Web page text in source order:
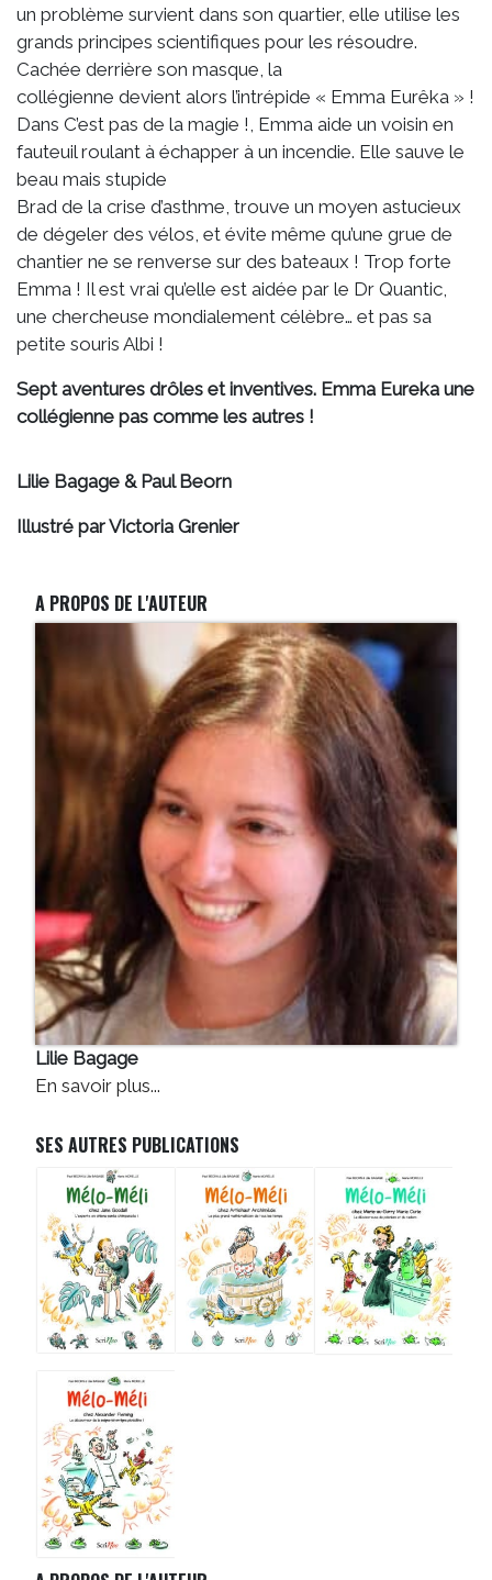
magie
!
un problème survient dans son quartier, elle utilise les
grands principes scientifiques pour les résoudre.
Cachée derrière son masque, la
collégienne devient alors l’intrépide « Emma Eurêka » !
Dans C’est pas de la magie !, Emma aide un voisin en
fauteuil roulant à échapper à un incendie. Elle sauve le
beau mais stupide
Brad de la crise d’asthme, trouve un moyen astucieux
de dégeler des vélos, et évite même qu’une grue de
chantier ne se renverse sur des bateaux ! Trop forte
Emma ! Il est vrai qu’elle est aidée par le Dr Quantic,
une chercheuse mondialement célèbre… et pas sa
petite souris Albi !
Sept aventures drôles et inventives. Emma Eureka une
collégienne pas comme les autres !
Lilie Bagage & Paul Beorn
Illustré par Victoria Grenier
A PROPOS DE L'AUTEUR
Lilie Bagage
En savoir plus...
SES AUTRES PUBLICATIONS